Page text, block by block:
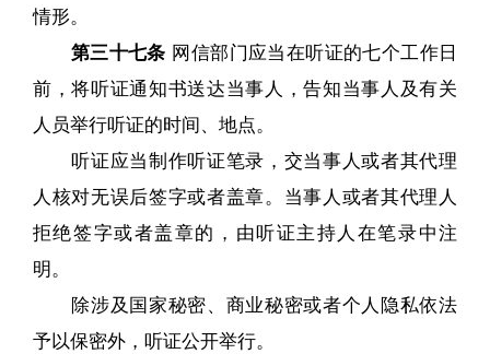
情形。
第三十七条 网信部门应当在听证的七个工作日
前，将听证通知书送达当事人，告知当事人及有关
人员举行听证的时间、地点。
听证应当制作听证笔录，交当事人或者其代理
人核对无误后签字或者盖章。当事人或者其代理人
拒绝签字或者盖章的，由听证主持人在笔录中注
明。
除涉及国家秘密、商业秘密或者个人隐私依法
予以保密外，听证公开举行。